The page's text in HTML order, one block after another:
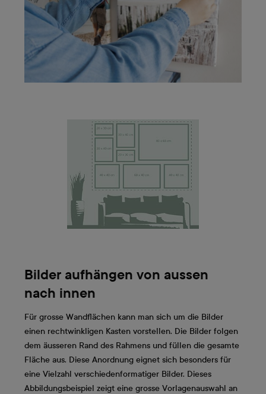
Bilder aufhängen von aussen
nach innen
Für grosse Wandflächen kann man sich um die Bilder
einen rechtwinkligen Kasten vorstellen. Die Bilder folgen
dem äusseren Rand des Rahmens und füllen die gesamte
Fläche aus. Diese Anordnung eignet sich besonders für
eine Vielzahl verschiedenformatiger Bilder. Dieses
Abbildungsbeispiel zeigt eine grosse Vorlagenauswahl an